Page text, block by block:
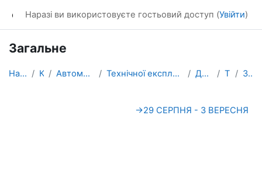
Наразі ви використовуєте гостьовий доступ (Увійти)
Загальне
На головну Курси Автомобільний факультет Технічної експлуатації і сервісу автомобілів ім. М... Дитятьєв О.В. ТЕАв_1 Загальне
→29 СЕРПНЯ - 3 ВЕРЕСНЯ